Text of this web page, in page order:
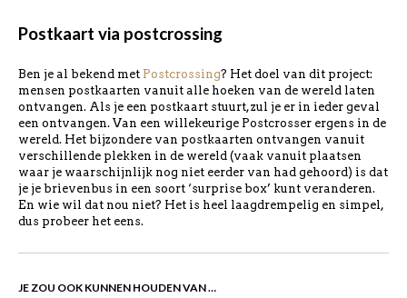
Postkaart via postcrossing
Ben je al bekend met Postcrossing? Het doel van dit project:
mensen postkaarten vanuit alle hoeken van de wereld laten
ontvangen. Als je een postkaart stuurt, zul je er in ieder geval
een ontvangen. Van een willekeurige Postcrosser ergens in de
wereld. Het bijzondere van postkaarten ontvangen vanuit
verschillende plekken in de wereld (vaak vanuit plaatsen
waar je waarschijnlijk nog niet eerder van had gehoord) is dat
je je brievenbus in een soort ‘surprise box’ kunt veranderen.
En wie wil dat nou niet? Het is heel laagdrempelig en simpel,
dus probeer het eens.
JE ZOU OOK KUNNEN HOUDEN VAN …